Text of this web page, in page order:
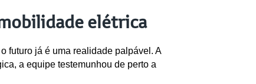
elétrica
futuro já é uma realidade palpável. A
a equipe testemunhou de perto a